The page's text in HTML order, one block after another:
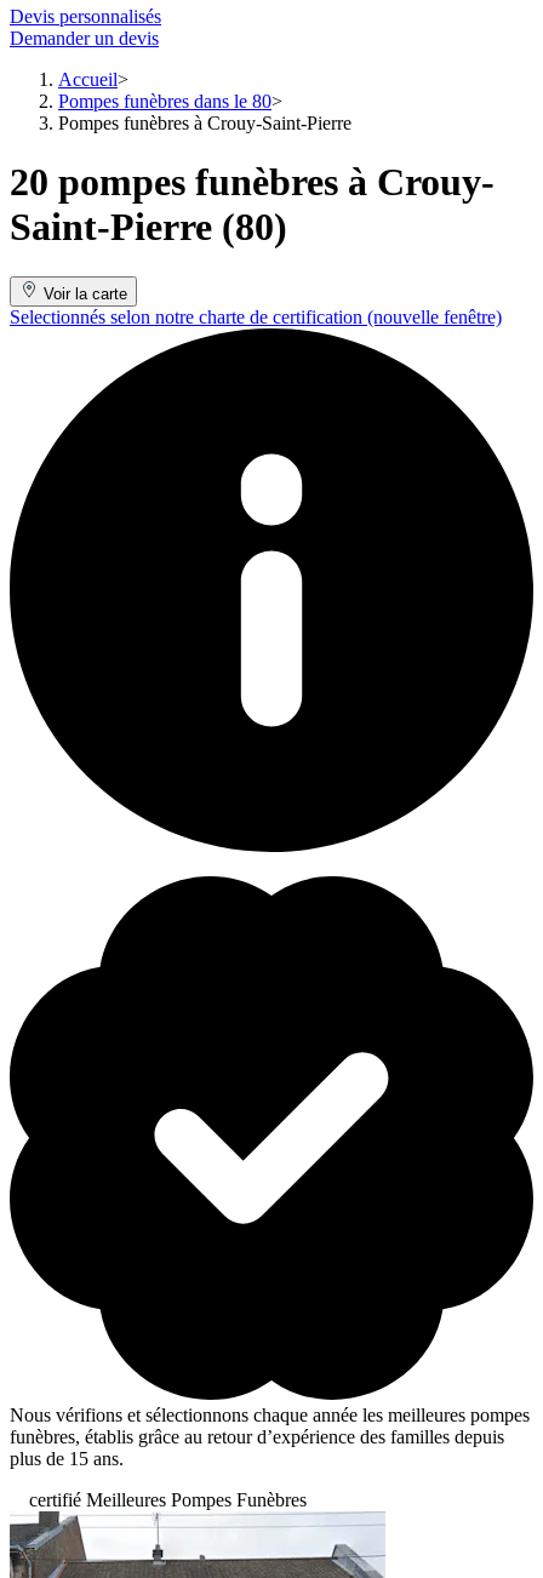
Devis personnalisés
Demander un devis
Accueil
Pompes funèbres dans le 80
Pompes funèbres à Crouy-Saint-Pierre
20 pompes funèbres à Crouy-
Saint-Pierre (80)
Voir la carte
Selectionnés selon notre charte de certification (nouvelle fenêtre)
Nous vérifions et sélectionnons chaque année les meilleures pompes
funèbres, établis grâce au retour d’expérience des familles depuis
plus de 15 ans.
certifié Meilleures Pompes Funèbres